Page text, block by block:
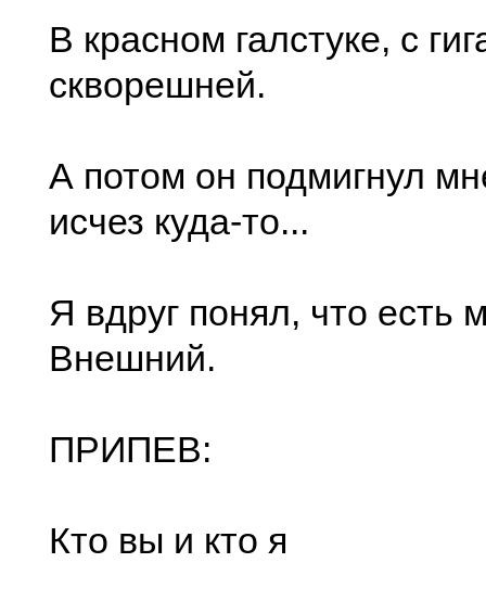
В красном галстуке, с
скворешней.
А потом он подмигнул
исчез куда-то...
Я вдруг понял, что есть
Внешний.
ПРИПЕВ:
Кто вы и кто я